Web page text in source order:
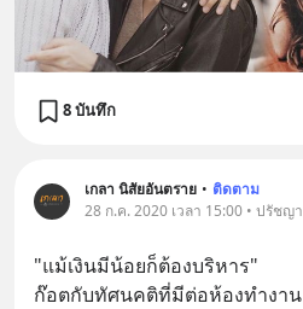
8 บันทึก
เกลา นิสัยอันตราย • ติดตาม
28 ก.ค. 2020 เวลา 15:00 • ปรัชญา
"แม้เงินมีน้อยก็ต้องบริหาร"
ก๊อตกับทัศนคติที่มีต่อห้องทำงาน